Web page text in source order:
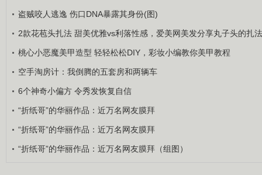
盗贼咬人逃逸 伤口DNA暴露其身份(图)
2款花苞头扎法 甜美优雅vs利落性感，爱美网美发分享丸子头的扎
桃心小恶魔美甲造型 轻轻松松DIY，彩妆小编教你美甲教程
空手淘房计：我倒腾的五套房和两辆车
6个神奇小偏方 令秀发恢复自信
“折纸哥”的华丽作品：近万名网友膜拜
“折纸哥”的华丽作品：近万名网友膜拜
“折纸哥”的华丽作品：近万名网友膜拜（组图）